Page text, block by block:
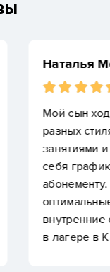
с 2023 года,
понимающие,
как
и ближайший
тоже
по цене за
время